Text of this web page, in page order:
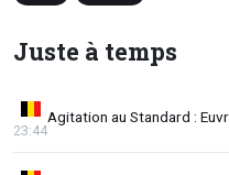
Juste à temps
Agitation au Standard :
23:44